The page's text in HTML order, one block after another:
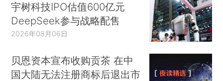
宇树科技IPO估值600亿元
DeepSeek参与战略配售
2026年08月06日
贝恩资本宣布收购贡茶 在中
国大陆无法注册商标后退出市